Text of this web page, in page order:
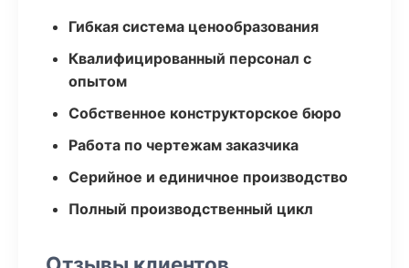
Гибкая система ценообразования
Квалифицированный персонал с
опытом
Собственное конструкторское бюро
Работа по чертежам заказчика
Серийное и единичное производство
Полный производственный цикл